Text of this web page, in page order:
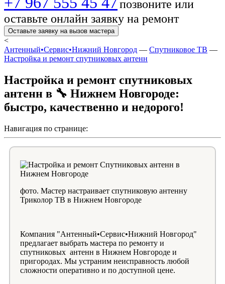
позвоните или
оставьте онлайн заявку на ремонт
Оставьте заявку на вызов мастера
<
Антенный•Сервис•Нижний Новгород — Спутниковое ТВ —
Настройка и ремонт спутниковых антенн
Настройка и ремонт спутниковых
антенн в 🔧 Нижнем Новгороде:
быстро, качественно и недорого!
Навигация по странице:
фото. Мастер настраивает спутниковую антенну
Триколор ТВ в Нижнем Новгороде
Компания "Антенный•Сервис•Нижний Новгород"
предлагает выбрать мастера по ремонту и
спутниковых антенн в Нижнем Новгороде и
пригородах. Мы устраним неисправность любой
сложности оперативно и по доступной цене.